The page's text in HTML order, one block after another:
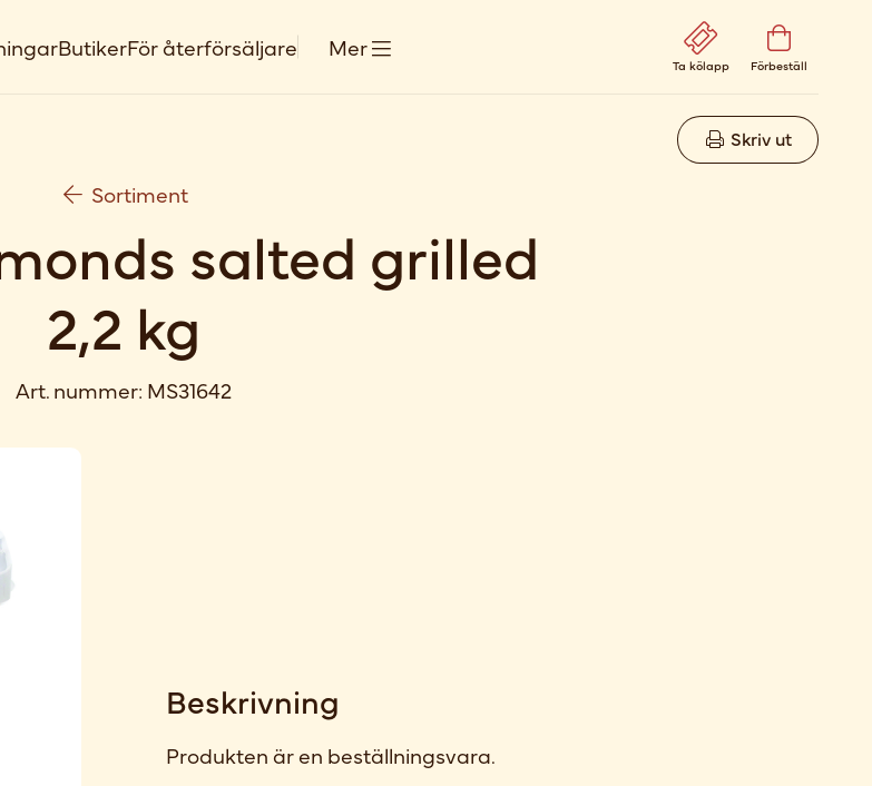
ButikerFör återförsäljare Mer
Ta kölapp Förbeställ
Skriv ut
Sortiment
salted grilled
2,2 kg
Art. nummer: MS31642
Beskrivning
Produkten är en beställningsvara.